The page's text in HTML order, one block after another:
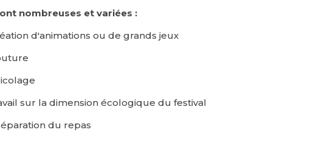
nombreuses et variées :
d'animations ou de grands jeux
sur la dimension écologique du festival
du repas